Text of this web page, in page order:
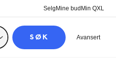
SelgMine budMin QXL
SØK Avansert